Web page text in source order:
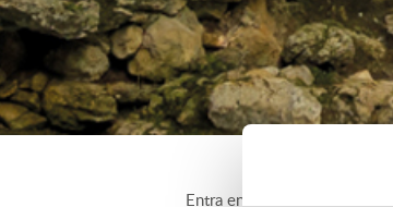
Entra en la gran familia